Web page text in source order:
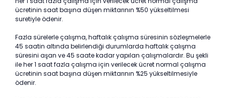
ücretinin saat başına düşen miktarının %50 yükseltilmesi
suretiyle ödenir.
Fazla sürelerle çalışma, haftalık çalışma süresinin sözleşmelerle
45 saatin altında belirlendiği durumlarda haftalık çalışma
süresini aşan ve 45 saate kadar yapılan çalışmalardır. Bu şekli
ile her 1 saat fazla çalışma için verilecek ücret normal çalışma
ücretinin saat başına düşen miktarının %25 yükseltilmesiyle
ödenir.